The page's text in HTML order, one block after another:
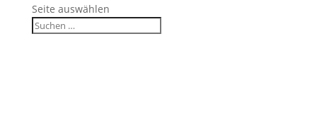
Seite auswählen